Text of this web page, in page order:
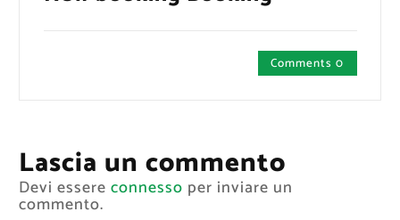
Comments 0
Lascia un commento
Devi essereconnesso per inviare un
commento.